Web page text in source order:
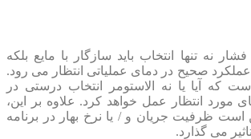
نه تنها انتخاب باید سازگار با مایع بلکه
عملکرد صحیح در دمای عملیاتی انتظار می رود.
که آیا یا نه الاستومر انتخاب درستی در
مورد انتظار عمل خواهد کرد. علاوه بر این،
ظرفیت جریان و / یا نرخ بهار در برنامه
می گذارد.